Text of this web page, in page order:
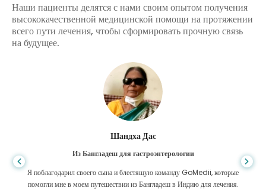
Наши пациенты делятся с нами своим опытом получения
высококачественной медицинской помощи на протяжении
всего пути лечения, чтобы сформировать прочную связь
на будущее.
Шандха Дас
Из Бангладеш для гастроэнтерологии
Я поблагодарил своего сына и блестящую команду GoMedii, которые
помогли мне в моем путешествии из Бангладеш в Индию для лечения.